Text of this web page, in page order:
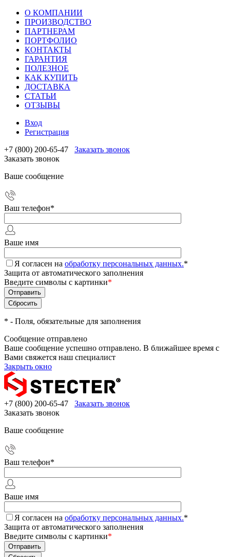
О КОМПАНИИ
ПРОИЗВОДСТВО
ПАРТНЕРАМ
ПОРТФОЛИО
КОНТАКТЫ
ГАРАНТИЯ
ПОЛЕЗНОЕ
КАК КУПИТЬ
ДОСТАВКА
СТАТЬИ
ОТЗЫВЫ
Вход
Регистрация
+7 (800) 200-65-47
Заказать звонок
Заказать звонок
Ваше сообщение
Ваш телефон*
Ваше имя
Я согласен на обработку персональных данных.*
Защита от автоматического заполнения
Введите символы с картинки*
* - Поля, обязательные для заполнения
Сообщение отправлено
Ваше сообщение успешно отправлено. В ближайшее время с
Вами свяжется наш специалист
Закрыть окно
+7 (800) 200-65-47
Заказать звонок
Заказать звонок
Ваше сообщение
Ваш телефон*
Ваше имя
Я согласен на обработку персональных данных.*
Защита от автоматического заполнения
Введите символы с картинки*